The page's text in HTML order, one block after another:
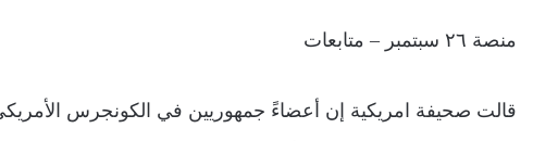
منصة ٢٦ سبتمبر – متابعات
قالت صحيفة امريكية إن أعضاءً جمهوريين في الكونجرس الأمريكي